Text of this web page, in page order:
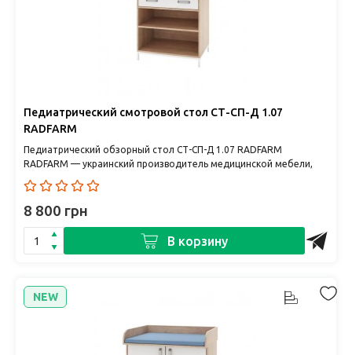
Педиатрический смотровой стол СТ-СП-Д 1.07
RADFARM
Педиатрический обзорный стол СТ-СП-Д 1.07 RADFARM
RADFARM — украинский производитель медицинской мебели,
сочетающий качес..
8 800 грн
В корзину
NEW